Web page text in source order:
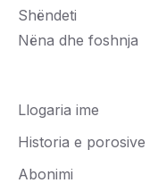
Shëndeti
Nëna dhe foshnja
Llogaria ime
Historia e porosive
Abonimi